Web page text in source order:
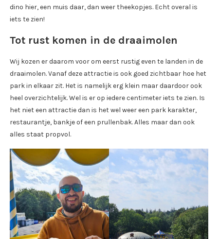
dino hier, een muis daar, dan weer theekopjes. Echt overal is
iets te zien!
Tot rust komen in de draaimolen
Wij kozen er daarom voor om eerst rustig even te landen in de
draaimolen. Vanaf deze attractie is ook goed zichtbaar hoe het
park in elkaar zit. Het is namelijk erg klein maar daardoor ook
heel overzichtelijk. Wel is er op iedere centimeter iets te zien. Is
het niet een attractie dan is het wel weer een park karakter,
restaurantje, bankje of een prullenbak. Alles maar dan ook
alles staat propvol.